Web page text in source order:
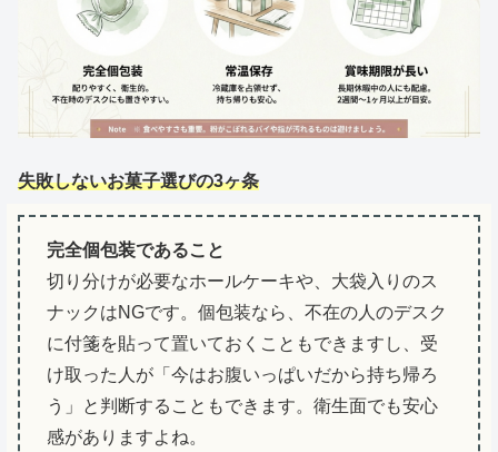
失敗しないお菓子選びの3ヶ条
完全個包装であること
切り分けが必要なホールケーキや、大袋入りのス
ナックはNGです。個包装なら、不在の人のデスク
に付箋を貼って置いておくこともできますし、受
け取った人が「今はお腹いっぱいだから持ち帰ろ
う」と判断することもできます。衛生面でも安心
感がありますよね。